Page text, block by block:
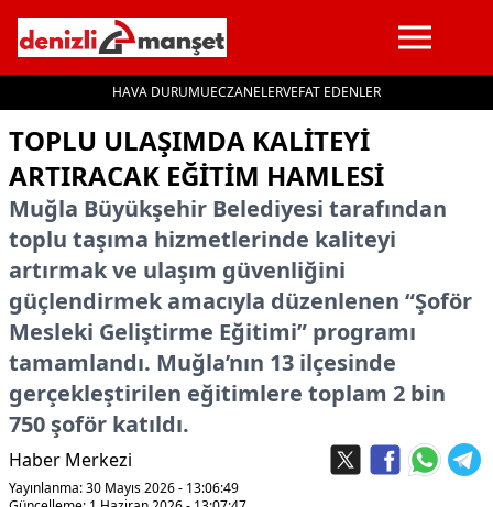
HAVA DURUMUECZANELERVEFAT EDENLER
TOPLU ULAŞIMDA KALITEYI
ARTIRACAK EĞITIM HAMLESI
Muğla Büyükşehir Belediyesi tarafından
toplu taşıma hizmetlerinde kaliteyi
artırmak ve ulaşım güvenliğini
güçlendirmek amacıyla düzenlenen “Şoför
Mesleki Geliştirme Eğitimi” programı
tamamlandı. Muğla’nın 13 ilçesinde
gerçekleştirilen eğitimlere toplam 2 bin
750 şoför katıldı.
Haber Merkezi
Yayınlanma: 30 Mayıs 2026 - 13:06:49